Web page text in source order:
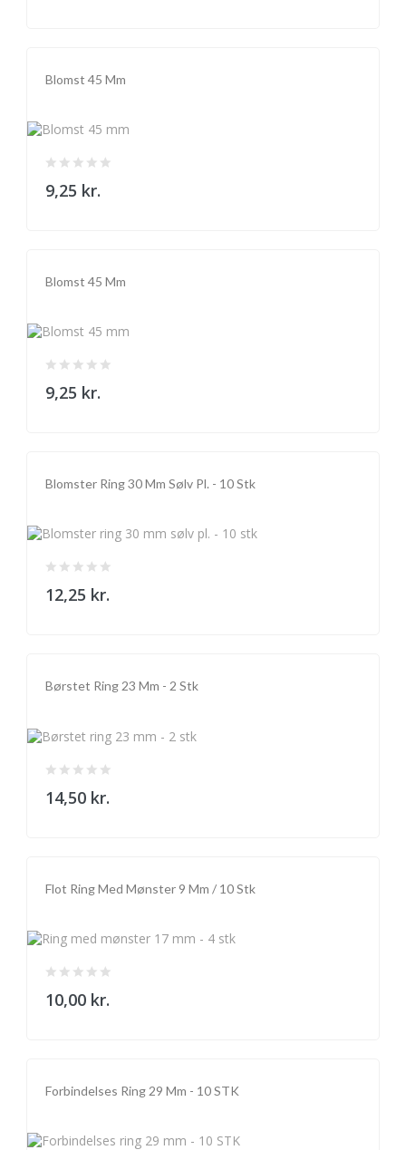
Blomst 45 Mm
9,25 kr.
Blomst 45 Mm
9,25 kr.
Blomster Ring 30 Mm Sølv Pl. - 10 Stk
12,25 kr.
Børstet Ring 23 Mm - 2 Stk
14,50 kr.
Flot Ring Med Mønster 9 Mm / 10 Stk
10,00 kr.
Forbindelses Ring 29 Mm - 10 STK